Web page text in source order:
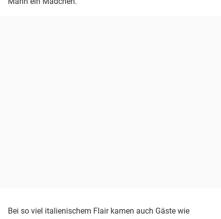
Bei so viel italienischem Flair kamen auch Gäste wie